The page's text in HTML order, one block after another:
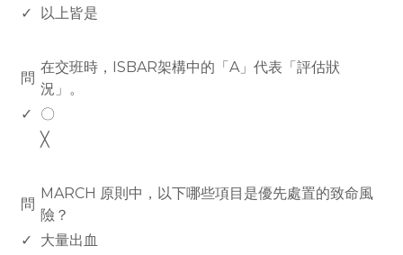
✓
以上皆是
問
在交班時，ISBAR架構中的「A」代表「評估狀
況」。
✓
〇
╳
問
MARCH 原則中，以下哪些項目是優先處置的致命風
險？
✓
大量出血